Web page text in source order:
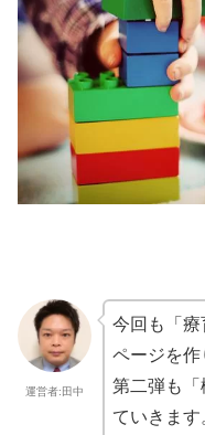
運営者:田中
今回も「
ページを作
第二弾も「
ていきます